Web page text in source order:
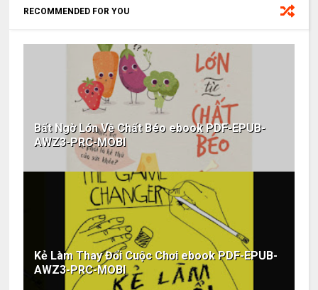
RECOMMENDED FOR YOU
Bất Ngờ Lớn Về Chất Béo ebook PDF-EPUB-
AWZ3-PRC-MOBI
Kẻ Làm Thay Đổi Cuộc Chơi ebook PDF-EPUB-
AWZ3-PRC-MOBI